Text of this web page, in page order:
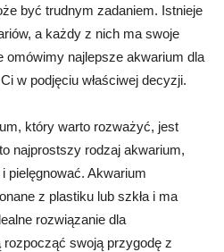
być trudnym zadaniem. Istnieje
a każdy z nich ma swoje
omówimy najlepsze akwarium dla
w podjęciu właściwej decyzji.
który warto rozważyć, jest
najprostszy rodzaj akwarium,
pielęgnować. Akwarium
z plastiku lub szkła i ma
rozwiązanie dla
swoją przygodę z